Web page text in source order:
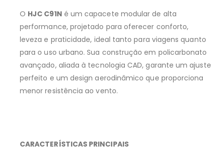
O HJC C91N é um capacete modular de alta
performance, projetado para oferecer conforto,
leveza e praticidade, ideal tanto para viagens quanto
para o uso urbano. Sua construção em policarbonato
avançado, aliada à tecnologia CAD, garante um ajuste
perfeito e um design aerodinâmico que proporciona
menor resistência ao vento.
CARACTERÍSTICAS PRINCIPAIS